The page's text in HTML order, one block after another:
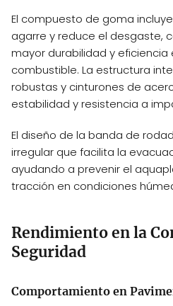
El compuesto de goma incluye
agarre y reduce el desgaste,
mayor durabilidad y eficiencia
combustible. La estructura
robustas y cinturones de
estabilidad y resistencia a
El diseño de la banda de
irregular que facilita la
ayudando a prevenir el
tracción en condiciones
Rendimiento en la
Seguridad
Comportamiento en